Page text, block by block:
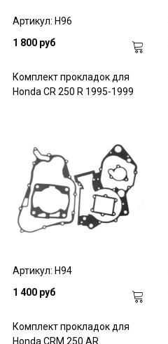
Артикул: H96
1 800 руб
Комплект прокладок для
Honda CR 250 R 1995-1999
Артикул: H94
1 400 руб
Комплект прокладок для
Honda CRM 250 AR